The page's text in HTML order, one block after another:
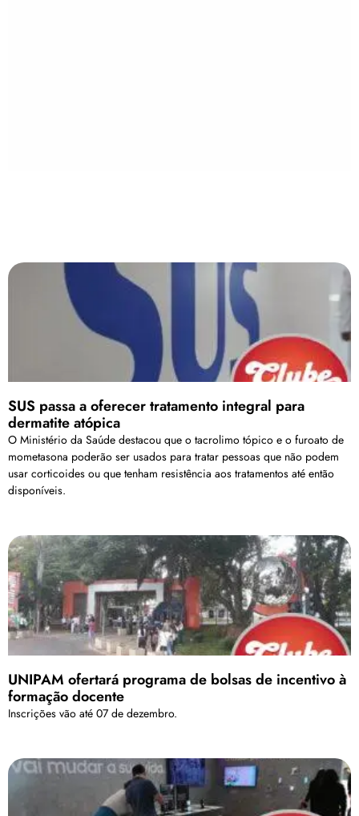
SUS passa a oferecer tratamento integral para
dermatite atópica
O Ministério da Saúde destacou que o tacrolimo tópico e o furoato de
mometasona poderão ser usados para tratar pessoas que não podem
usar corticoides ou que tenham resistência aos tratamentos até então
disponíveis.
UNIPAM ofertará programa de bolsas de incentivo à
formação docente
Inscrições vão até 07 de dezembro.